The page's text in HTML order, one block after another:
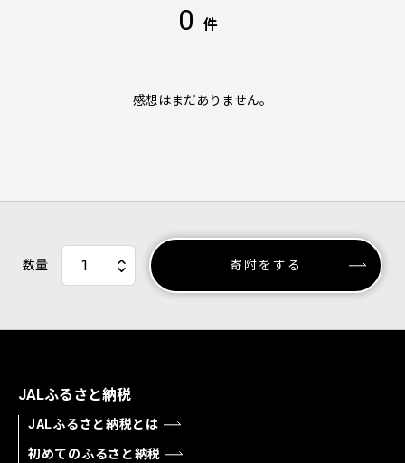
0 件
感想はまだありません。
数量 寄附をする
JALふるさと納税
JALふるさと納税とは
初めてのふるさと納税